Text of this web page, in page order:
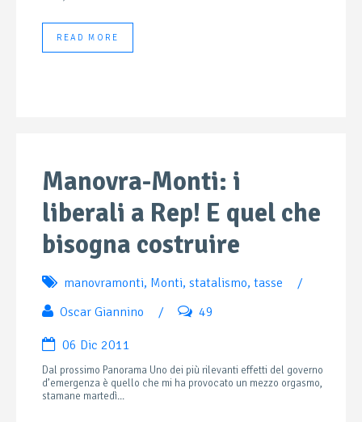
READ MORE
Manovra-Monti: i
liberali a Rep! E quel che
bisogna costruire
manovramonti, Monti, statalismo, tasse
/
Oscar Giannino
/ 49
06 Dic 2011
Dal prossimo Panorama Uno dei più rilevanti effetti del governo
d’emergenza è quello che mi ha provocato un mezzo orgasmo,
stamane martedì...